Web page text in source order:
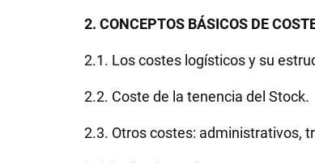
2. CONCEPTOS BÁSICOS DE
2.1. Los costes logísticos y su
2.2. Coste de la tenencia del Stock.
2.3. Otros costes: administrativos,